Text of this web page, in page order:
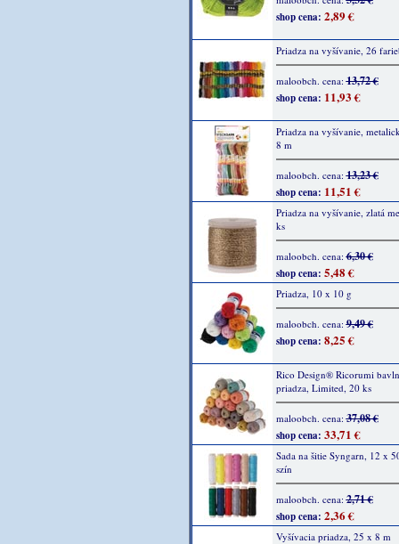
shop cena: 2,89 €
Priadza na vyšívanie, 26
maloobch. cena:13,72 €
shop cena: 11,93 €
Priadza na vyšívanie,
8 m
maloobch. cena:13,23 €
shop cena: 11,51 €
Priadza na vyšívanie, zlatá
ks
maloobch. cena:6,30 €
shop cena: 5,48 €
Priadza, 10 x 10 g
maloobch. cena:9,49 €
shop cena: 8,25 €
Rico Design® Ricorumi
priadza, Limited, 20 ks
maloobch. cena:37,08 €
shop cena: 33,71 €
Sada na šitie Syngarn, 12 x
szín
maloobch. cena:2,71 €
shop cena: 2,36 €
Vyšívacia priadza, 25 x 8 m